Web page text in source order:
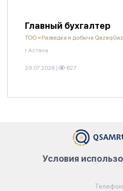
Главный бухгалтер
ТОО «Разведка и добыча
г.Астана
29.07.2026 | 627
Условия